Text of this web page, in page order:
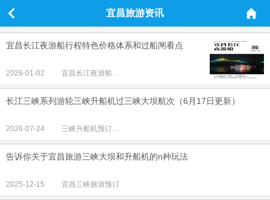
宜昌旅游资讯
宜昌长江夜游船行程特色价格体系和过船闸看点
2026-01-02 宜昌长江夜游船预定中心
长江三峡系列游轮三峡升船机过三峡大坝航次（6月17日更新）
2026-07-24 三峡升船机预订专线
告诉你关于宜昌旅游三峡大坝和升船机的n种玩法
2025-12-15 宜昌三峡旅游预订